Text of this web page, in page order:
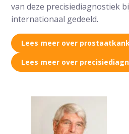
van deze precisiediagnostiek
internationaal gedeeld.
Lees meer over
Lees meer over